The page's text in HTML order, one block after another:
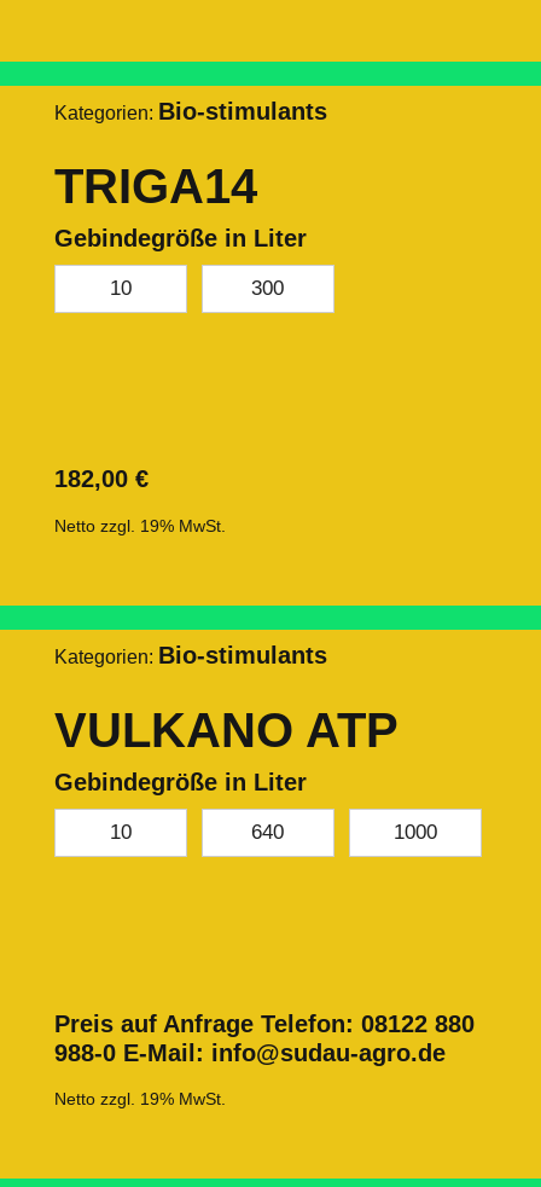
Kategorien: Bio-stimulants
TRIGA14
Gebindegröße in Liter
10 300
182,00 €
Netto zzgl. 19% MwSt.
Kategorien: Bio-stimulants
VULKANO ATP
Gebindegröße in Liter
10 640 1000
Preis auf AnfrageTelefon: 08122 880
988-0 E-Mail: info@sudau-agro.de
Netto zzgl. 19% MwSt.